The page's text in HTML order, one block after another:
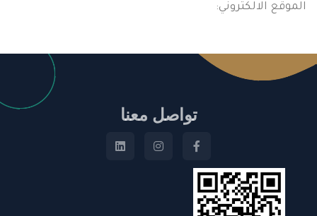
الموقع الالكتروني:
تواصل معنا